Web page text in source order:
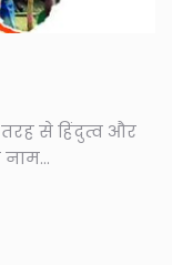
तरह से हिंदुत्व और